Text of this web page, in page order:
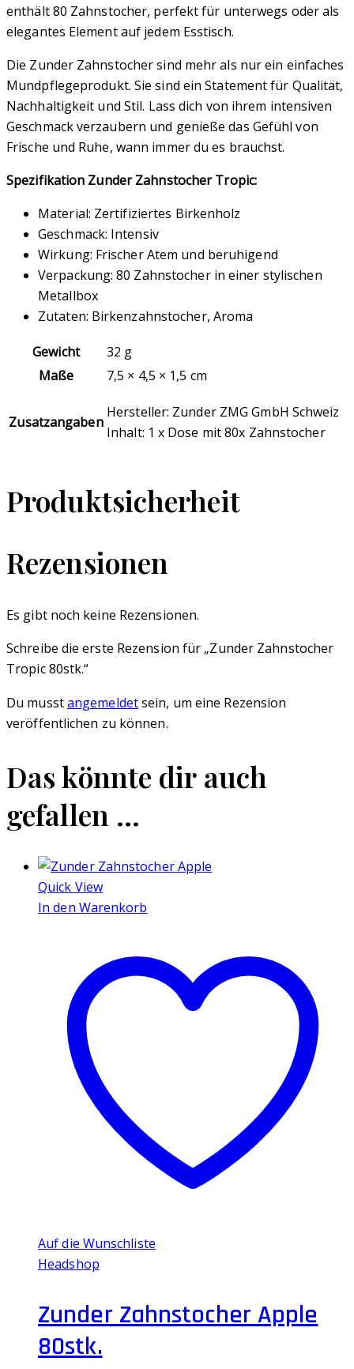
enthält 80 Zahnstocher, perfekt für unterwegs oder als
elegantes Element auf jedem Esstisch.
Die Zunder Zahnstocher sind mehr als nur ein einfaches
Mundpflegeprodukt. Sie sind ein Statement für Qualität,
Nachhaltigkeit und Stil. Lass dich von ihrem intensiven
Geschmack verzaubern und genieße das Gefühl von
Frische und Ruhe, wann immer du es brauchst.
Spezifikation Zunder Zahnstocher Tropic:
Material: Zertifiziertes Birkenholz
Geschmack: Intensiv
Wirkung: Frischer Atem und beruhigend
Verpackung: 80 Zahnstocher in einer stylischen
Metallbox
Zutaten: Birkenzahnstocher, Aroma
Gewicht
32 g
Maße
7,5 × 4,5 × 1,5 cm
Zusatzangaben
Hersteller: Zunder ZMG GmbH Schweiz
Inhalt: 1 x Dose mit 80x Zahnstocher
Produktsicherheit
Rezensionen
Es gibt noch keine Rezensionen.
Schreibe die erste Rezension für „Zunder Zahnstocher
Tropic 80stk.“
Du musstangemeldetsein, um eine Rezension
veröffentlichen zu können.
Das könnte dir auch
gefallen …
Quick View
In den Warenkorb
Auf die Wunschliste
Headshop
Zunder Zahnstocher Apple
80stk.